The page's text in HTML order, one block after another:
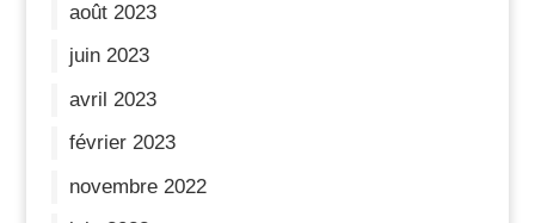
août 2023
juin 2023
avril 2023
février 2023
novembre 2022